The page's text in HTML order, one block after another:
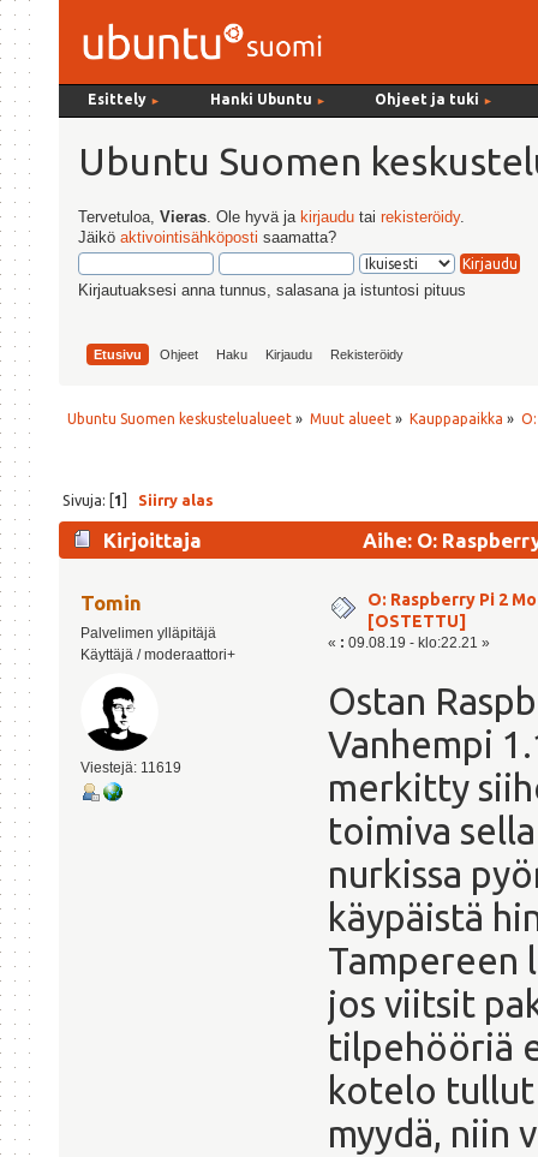
Esittely ► Hanki Ubuntu ► Ohjeet ja tuki ►
Ubuntu Suomen
Tervetuloa,Vieras . Ole hyvä ja kirjaudu tairekisteröidy.
Jäiköaktivointisähköposti saamatta?
Kirjautuaksesi anna tunnus, salasana ja istuntosi pituus
Etusivu Ohjeet Haku Kirjaudu Rekisteröidy
Ubuntu Suomen keskustelualueet » Muut alueet» Kauppapaikka »
Sivuja: [1] Siirry alas
Kirjoittaja Aihe: O:
Tomin
Palvelimen ylläpitäjä
Käyttäjä / moderaattori+
Viestejä: 11619
O: Raspberry Pi 2
[OSTETTU]
« : 09.08.19 - klo:22.21 »
Ostan
Vanhempi
merkitty
toimiva
nurkissa
käypäistä
Tampereen
jos viitsit
tilpehööriä
kotelo tullut
myydä, niin